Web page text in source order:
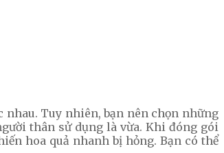
nhau. Tuy nhiên, bạn nên chọn những
thân sử dụng là vừa. Khi đóng gói
hoa quả nhanh bị hỏng. Bạn có thể